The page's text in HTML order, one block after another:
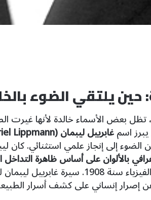
حين يلتقي الضوء
تظل بعض الأسماء خالدة لأنها غيرت
اسمغابرييل ليبمان (Gabriel Lippmann)
إلى إنجاز علمي استثنائي. كان
بالألوان على أساس ظاهرة
جائزة نوبل في الفيزياء سنة
إنساني على كشف أسرار